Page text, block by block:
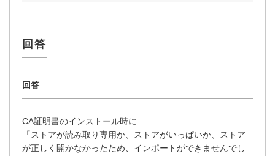
CA証明書のインストール時に
「ストアが読み取り専用か、ストアがいっぱいか、ストア
が正しく開かなかったため、インポートができませんでし